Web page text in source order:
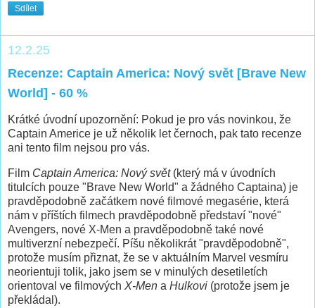
Sdílet
12.2.25
Recenze: Captain America: Nový svět [Brave New
World] - 60 %
Krátké úvodní upozornění: Pokud je pro vás novinkou, že
Captain Americe je už několik let černoch, pak tato recenze
ani tento film nejsou pro vás.
Film Captain America: Nový svět(který má v úvodních
titulcích pouze "Brave New World" a žádného Captaina) je
pravděpodobně začátkem nové filmové megasérie, která
nám v příštích filmech pravděpodobně představí "nové"
Avengers, nové X-Men a pravděpodobně také nové
multiverzní nebezpečí. Píšu několikrát "pravděpodobně",
protože musím přiznat, že se v aktuálním Marvel vesmíru
neorientuji tolik, jako jsem se v minulých desetiletích
orientoval ve filmových X-Men a Hulkovi (protože jsem je
překládal).